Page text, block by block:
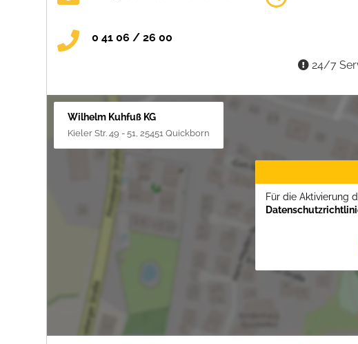
0 41 06 / 26 00
24/7
Wilhelm Kuhfuß KG
Kieler Str. 49 - 51, 25451 Quickborn
Für die Aktivierung